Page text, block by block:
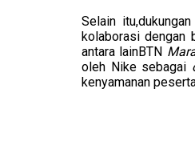
Selain
kolaborasi dengan
antara lainBTN
oleh Nike sebagai
kenyamanan